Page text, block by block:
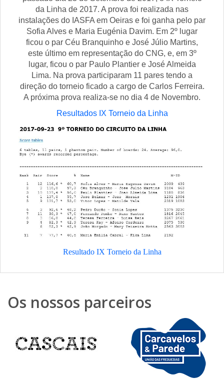
da Linha de 2017. A prova foi realizada nas
instalações do IASFA em Oeiras e foi ganha pelo par
Sofia Alves e Maria Eugénia Davim. Em 2º lugar
ficou o par Céu Branquinho e José Júlio Martins,
este último em representação do CNG, e, em 3º
lugar, ficou o par Paulo Plantier e José Almeida
Lima. Na prova participaram 11 pares tendo a
direção do torneio ficado a cargo de Carlos Ferreira.
A próxima prova realiza-se no dia 4 de Novembro.
Resultados IX Torneio da Linha
Resultado IX Torneio da Linha
Os nossos parceiros